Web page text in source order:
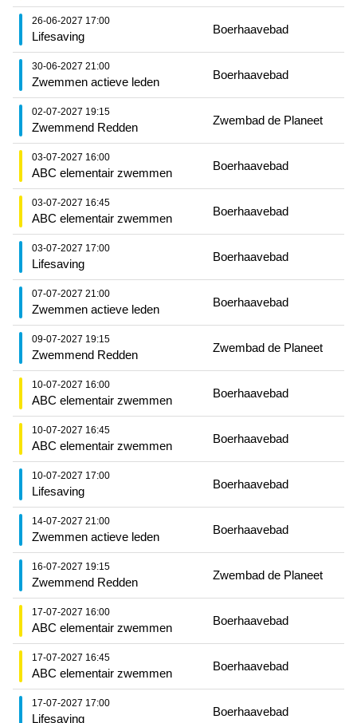
26-06-2027 17:00
Lifesaving
Boerhaavebad
30-06-2027 21:00
Zwemmen actieve leden
Boerhaavebad
02-07-2027 19:15
Zwemmend Redden
Zwembad de Planeet
03-07-2027 16:00
ABC elementair zwemmen
Boerhaavebad
03-07-2027 16:45
ABC elementair zwemmen
Boerhaavebad
03-07-2027 17:00
Lifesaving
Boerhaavebad
07-07-2027 21:00
Zwemmen actieve leden
Boerhaavebad
09-07-2027 19:15
Zwemmend Redden
Zwembad de Planeet
10-07-2027 16:00
ABC elementair zwemmen
Boerhaavebad
10-07-2027 16:45
ABC elementair zwemmen
Boerhaavebad
10-07-2027 17:00
Lifesaving
Boerhaavebad
14-07-2027 21:00
Zwemmen actieve leden
Boerhaavebad
16-07-2027 19:15
Zwemmend Redden
Zwembad de Planeet
17-07-2027 16:00
ABC elementair zwemmen
Boerhaavebad
17-07-2027 16:45
ABC elementair zwemmen
Boerhaavebad
17-07-2027 17:00
Lifesaving
Boerhaavebad